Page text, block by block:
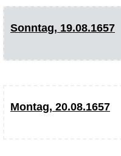
Sonntag, 19.08.1657
Montag, 20.08.1657